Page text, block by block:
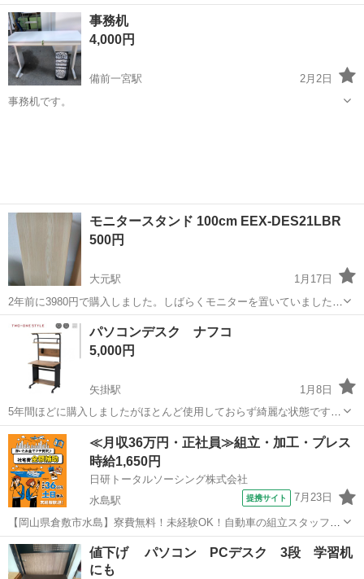
キャスター付きで移動可能です。 新生活にいかがでしょうか？
岡山 倉敷市 中庄駅
事務机
4,000円
備前一宮駅
2月2日
事務机です。
モニタースタンド 100cm EEX-DES21LBR
500円
大元駅
1月17日
2年前に3980円で購入しました。しばらくモニターを置いていました
が、使わなくなったのでお譲りします。 この状態でそのままお渡しし
ますので、取りに来ていただける方でお願いします。
岡山 岡山市 テーブル
パソコンデスク ナフコ
5,000円
矢掛駅
1月8日
5年間ほどに購入しましたがほとんど使用しておらず綺麗な状態です。
まだデスク上の物が片付いてないので商品画像ですみません。 ナフコ
で購入した物です。 持って帰ることのできる方、お願いします。 原産
国 中国 サイズ 幅75...
岡山 小田郡 矢掛駅 テーブル デスク
≪月収36万円・正社員≫組立・加工・プレス
時給1,650円
日研トータルソーシング株式会社
水島駅
提携サイト 7月23日
【岡山県倉敷市水島】寮費無料！未経験OK！自動車の組立スタッフ
《お仕事No.NS0089》 お仕事について 車の組立作業です。専用レール
に乗って流れてくる車の骨組みに、車内外の各部品・ハンドル・足回
り・ドア・シートなどの各...
岡山 倉敷市 水島駅 その他
値下げ パソコン PCデスク 3段 学習机
にも